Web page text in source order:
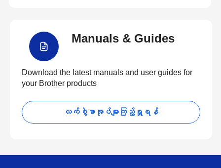
Manuals & Guides
Download the latest manuals and user guides for
your Brother products
လက်စွဲစာအုပ်များကြည့်ရှုရန်